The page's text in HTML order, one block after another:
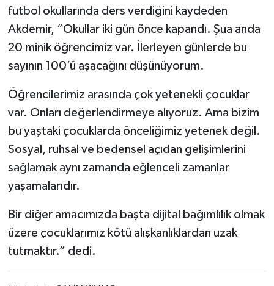
futbol okullarında ders verdiğini kaydeden
Akdemir, “Okullar iki gün önce kapandı. Şua anda
20 minik öğrencimiz var. İlerleyen günlerde bu
sayının 100’ü aşacağını düşünüyorum.
Öğrencilerimiz arasında çok yetenekli çocuklar
var. Onları değerlendirmeye alıyoruz. Ama bizim
bu yaştaki çocuklarda önceliğimiz yetenek değil.
Sosyal, ruhsal ve bedensel açıdan gelişimlerini
sağlamak aynı zamanda eğlenceli zamanlar
yaşamalarıdır.
Bir diğer amacımızda başta dijital bağımlılık olmak
üzere çocuklarımız kötü alışkanlıklardan uzak
tutmaktır.” dedi.